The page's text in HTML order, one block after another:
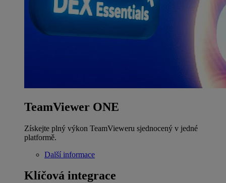
TeamViewer ONE
Získejte plný výkon TeamVieweru sjednocený v jedné
platformě.
Další informace
Klíčová integrace